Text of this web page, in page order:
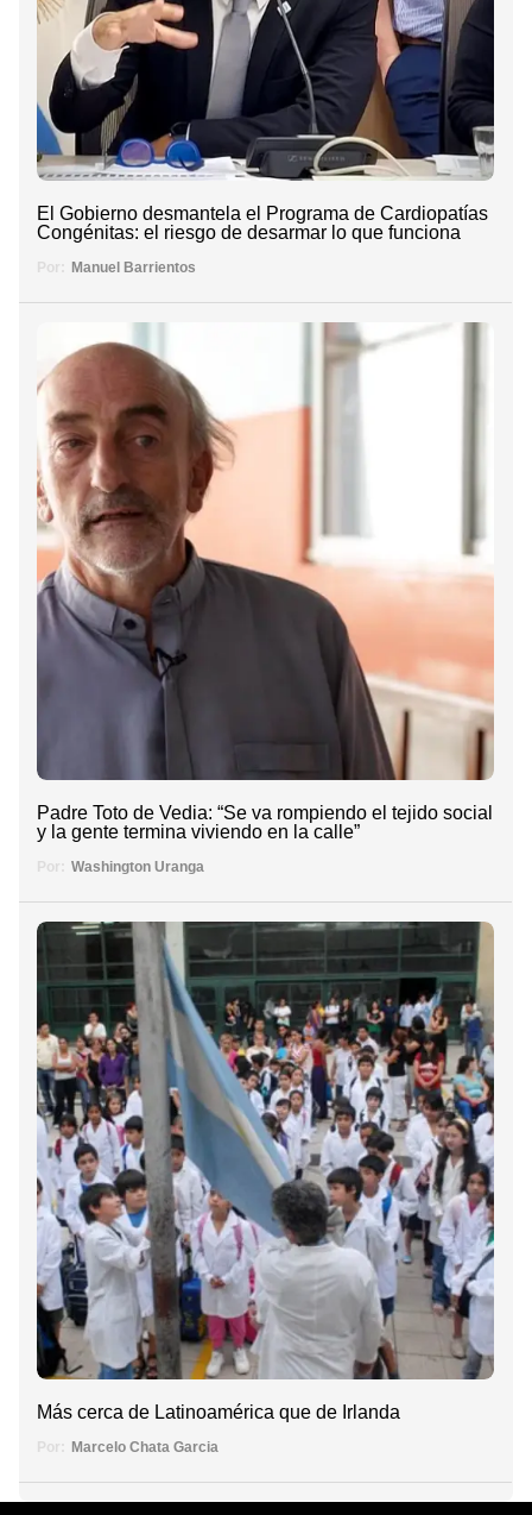
El Gobierno desmantela el Programa de Cardiopatías
Congénitas: el riesgo de desarmar lo que funciona
Por: Manuel Barrientos
Padre Toto de Vedia: “Se va rompiendo el tejido social
y la gente termina viviendo en la calle”
Por: Washington Uranga
Más cerca de Latinoamérica que de Irlanda
Por: Marcelo Chata Garcia